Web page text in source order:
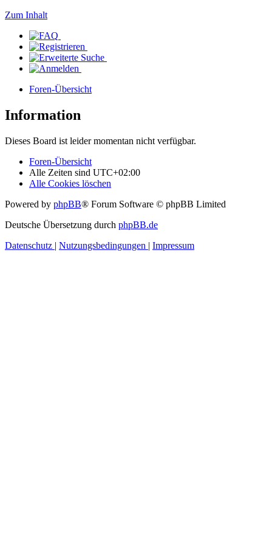
Zum Inhalt
Foren-Übersicht
Information
Dieses Board ist leider momentan nicht verfügbar.
Foren-Übersicht
Alle Zeiten sind UTC+02:00
Alle Cookies löschen
Powered by phpBB® Forum Software © phpBB Limited
Deutsche Übersetzung durch phpBB.de
Datenschutz | Nutzungsbedingungen | Impressum